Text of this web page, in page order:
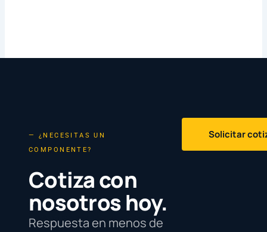
— ¿NECESITAS UN
COMPONENTE?
Cotiza con
nosotros hoy.
Respuesta en menos de
Solicitar